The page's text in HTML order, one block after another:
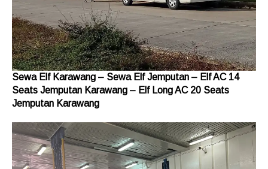
Sewa Elf Karawang – Sewa Elf Jemputan – Elf AC 14
Seats Jemputan Karawang – Elf Long AC 20 Seats
Jemputan Karawang